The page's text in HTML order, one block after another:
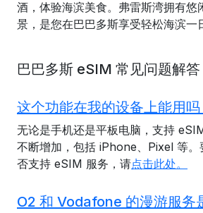
酒，体验海滨美食。弗雷斯湾拥有悠
景，是您在巴巴多斯享受轻松海滨一
巴巴多斯 eSIM 常见问题解答
这个功能在我的设备上能用吗
无论是手机还是平板电脑，支持
不断增加，包括 iPhone、Pixel 等。
否支持 eSIM 服务，请点击此处。
O2 和 Vodafone 的漫游服务